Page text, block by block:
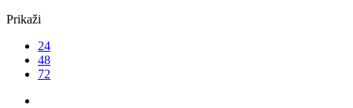
Prikaži
24
48
72